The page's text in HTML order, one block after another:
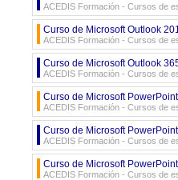
ACEDIS Formación - Cursos de
Curso de Microsoft Outlook
ACEDIS Formación - Cursos de
Curso de Microsoft Outlook
ACEDIS Formación - Cursos de
Curso de Microsoft
ACEDIS Formación - Cursos de
Curso de Microsoft
ACEDIS Formación - Cursos de
Curso de Microsoft
ACEDIS Formación - Cursos de